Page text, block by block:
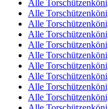
Alle
Alle
Alle
Alle
Alle
Alle
Alle
Alle
Alle
Alle